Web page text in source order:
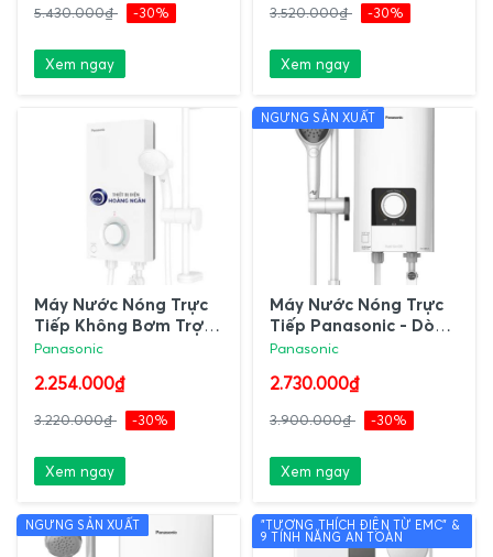
5.430.000₫ -30%
Xem ngay
3.520.000₫ -30%
Xem ngay
Máy Nước Nóng Trực
Tiếp Không Bơm Trợ
Lực V - Series DH-
Panasonic
2.254.000₫
3.220.000₫ -30%
Xem ngay
NGƯNG SẢN XUẤT
Máy Nước Nóng Trực
Tiếp Panasonic - Dòng
Cao Cấp Điều Chỉnh
|Made in Malaysia
Panasonic
2.730.000₫
3.900.000₫ -30%
Xem ngay
NGƯNG SẢN XUẤT "TƯƠNG THÍCH ĐIỆN TỪ EMC" &
9 TÍNH NĂNG AN TOÀN